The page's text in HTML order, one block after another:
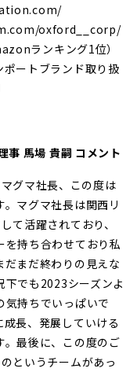
oxford__corp/
ランキング1位）
ートブランド取り扱
馬場 貴嗣 コメント
グマ社長、この度は
マグマ社長は関西リ
て活躍されており、
持ち合わせており私
だまだ終わりの見えな
下でも 2023シーズンよ
気持ちでいっぱいで
長、発展していける
。最後に、この度のご
のというチームがあっ